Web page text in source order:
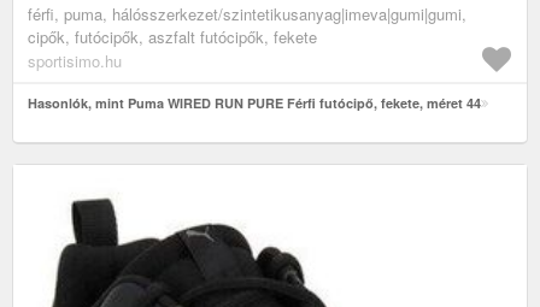
férfi, puma, hálósszerkezet/szintetikusanyag|imeva|gumi|gumi,
cipők, futócipők, aszfalt futócipők, fekete
sportisimo.hu
Hasonlók, mint Puma WIRED RUN PURE Férfi futócipő, fekete, méret 44